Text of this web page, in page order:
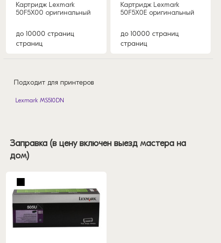
Картридж Lexmark
50F5X00 оригинальный
до 10000 страниц
страниц
Картридж Lexmark
50F5X0E оригинальный
до 10000 страниц
страниц
Подходит для принтеров
Lexmark MS510DN
Заправка (в цену включен выезд мастера на
дом)